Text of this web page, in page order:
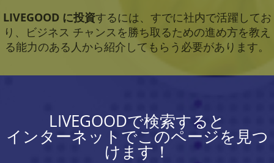
LIVEGOOD に投資するには、すでに社内で活躍してお
り、ビジネス チャンスを勝ち取るための進め方を教え
る能力のある人から紹介してもらう必要があります。
LIVEGOODで検索すると
インターネットでこのページを見つ
けます！